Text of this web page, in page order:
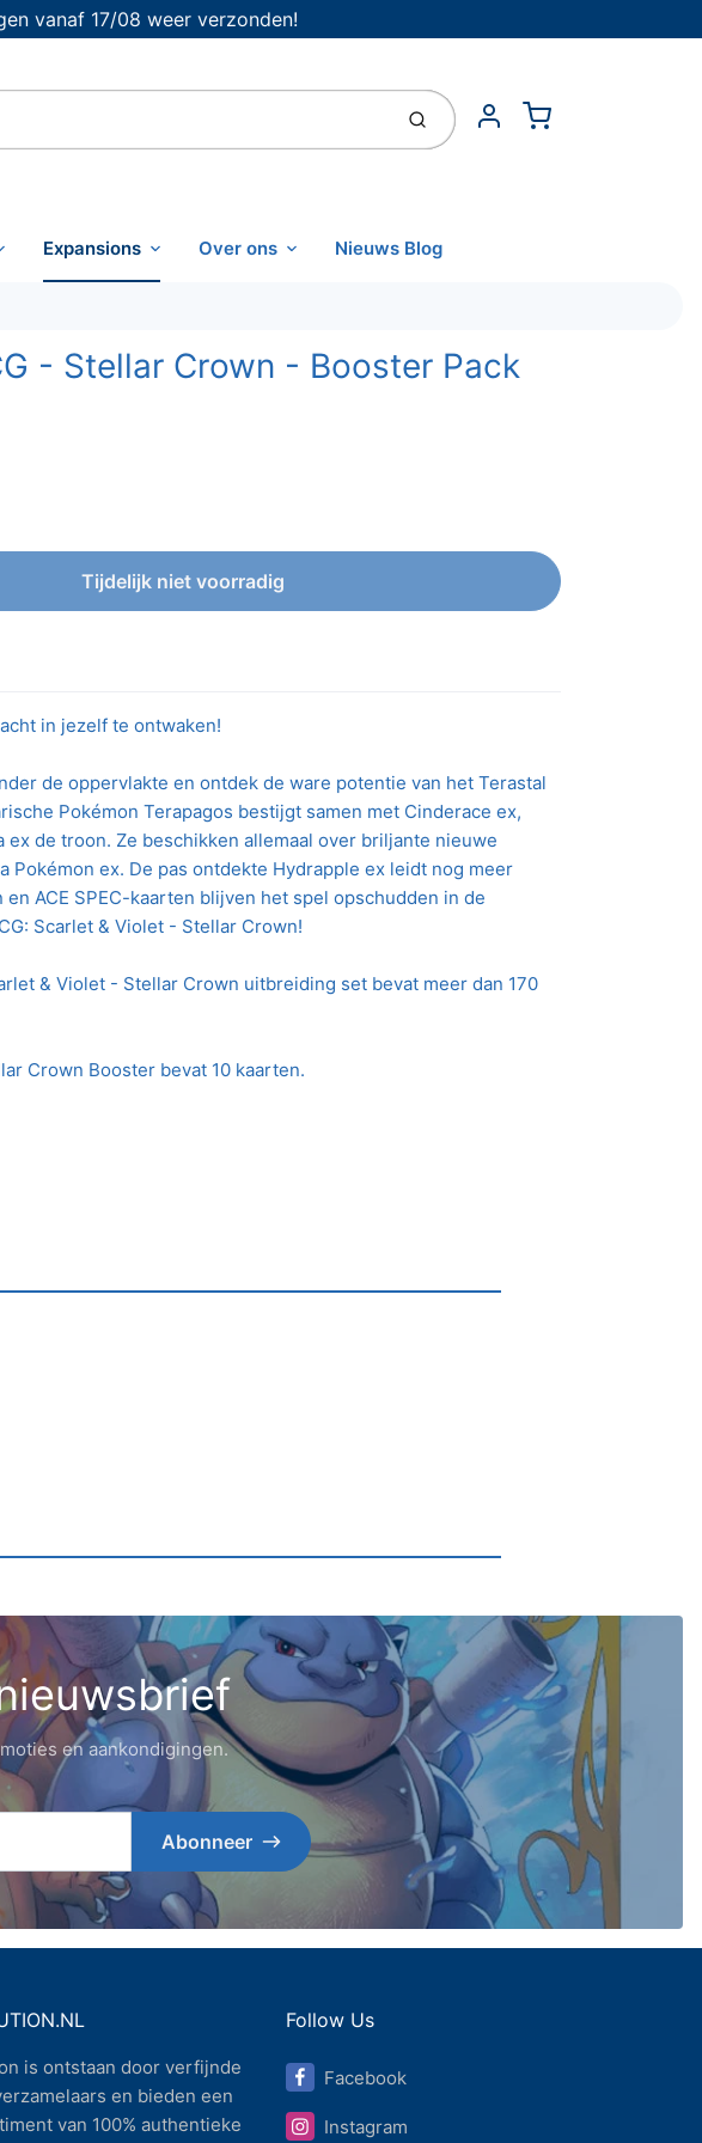
vanaf 17/08 weer verzonden!
IndienenAccount
Cart
Expansions Over ons Nieuws Blog
- Stellar Crown - Booster Pack
Tijdelijk niet voorradig
in jezelf te ontwaken!
de oppervlakte en ontdek de ware potentie van het Terastal
Pokémon Terapagos bestijgt samen met Cinderace ex,
ex de troon. Ze beschikken allemaal over briljante nieuwe
Pokémon ex. De pas ontdekte Hydrapple ex leidt nog meer
ACE SPEC-kaarten blijven het spel opschudden in de
Scarlet & Violet - Stellar Crown!
& Violet - Stellar Crown uitbreiding set bevat meer dan 170
Crown Booster bevat 10 kaarten.
en aankondigingen.
Abonneer
is ontstaan door verfijnde
en bieden een
van 100% authentieke
Follow Us
Facebook
Instagram